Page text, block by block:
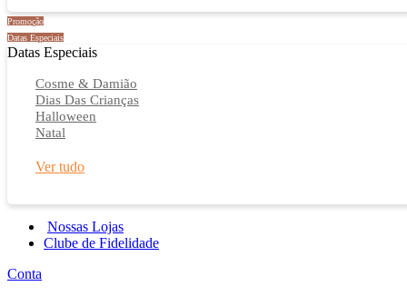
Promoção
Datas Especiais
Datas Especiais
Cosme & Damião
Dias Das Crianças
Halloween
Natal
Ver tudo
Nossas Lojas
Clube de Fidelidade
Conta